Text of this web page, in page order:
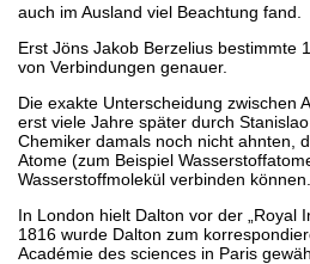
auch im Ausland viel Beachtung fand.
Erst Jöns Jakob Berzelius bestimmte
von Verbindungen genauer.
Die exakte Unterscheidung zwischen
erst viele Jahre später durch
Chemiker damals noch nicht ahnten,
Atome (zum Beispiel
Wasserstoffmolekül verbinden können.
In London hielt Dalton vor der „Royal
1816 wurde Dalton zum
Académie des sciences in Paris